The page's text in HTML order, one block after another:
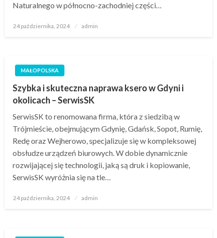
Naturalnego w północno-zachodniej części…
Opublikowane
24 października, 2024 admin
MAŁOPOLSKA
Szybka i skuteczna naprawa ksero w Gdyni i
okolicach – SerwisSK
SerwisSK to renomowana firma, która z siedzibą w
Trójmieście, obejmującym Gdynię, Gdańsk, Sopot, Rumię,
Redę oraz Wejherowo, specjalizuje się w kompleksowej
obsłudze urządzeń biurowych. W dobie dynamicznie
rozwijającej się technologii, jaką są druk i kopiowanie,
SerwisSK wyróżnia się na tle…
Opublikowane
24 października, 2024 admin